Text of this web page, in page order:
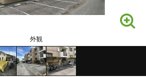
外観